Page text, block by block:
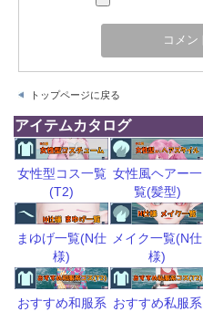
トップページに戻る
アイテムカタログ
女性型コス一覧
(T2)
女性風ヘアー一
覧(髪型)
まゆげ一覧(N仕
様)
メイク一覧(N仕
様)
おすすめ和服系 おすすめ私服系